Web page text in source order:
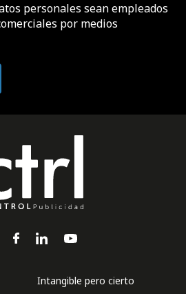
personales sean empleados
por medios
Intangible pero cierto